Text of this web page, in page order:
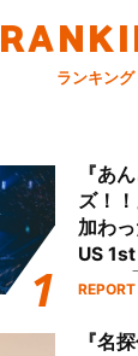
ランキング
『あ
ズ！
加わ
US
Final
ート!!
REPORT
『名